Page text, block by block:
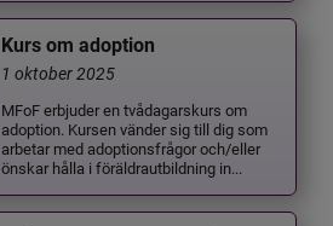
Kurs om adoption
1 oktober 2025
MFoF erbjuder en tvådagarskurs om
adoption. Kursen vänder sig till dig som
arbetar med adoptionsfrågor och/eller
önskar hålla i föräldrautbildning in...